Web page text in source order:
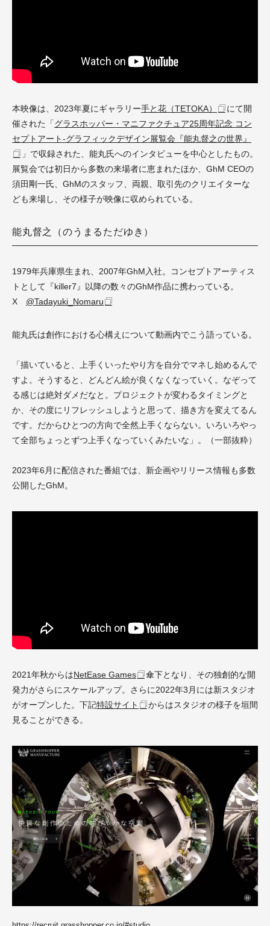
本映像は、2023年夏にギャラリー手と花（TETOKA）
にて開
催された「グラスホッパー・マニファクチュア25周年記念 コン
セプトアート-グラフィックデザイン展覧会『能丸督之の世界』
」で収録された、能丸氏へのインタビューを中心としたもの。
展覧会では初日から多数の来場者に恵まれたほか、GhM CEOの
須田剛一氏、GhMのスタッフ、両親、取引先のクリエイターな
ども来場し、その様子が映像に収められている。
能丸督之（のうまるただゆき）
1979年兵庫県生まれ、2007年GhM入社。コンセプトアーティス
トとして『killer7』以降の数々のGhM作品に携わっている。
X @Tadayuki_Nomaru
能丸氏は創作における心構えについて動画内でこう語っている。
「描いていると、上手くいったやり方を自分でマネし始めるんで
すよ。そうすると、どんどん絵が良くなくなっていく。なぞって
る感じは絶対ダメだなと。プロジェクトが変わるタイミングと
か、その度にリフレッシュしようと思って、描き方を変えてるん
です。だからひとつの方向で全然上手くならない。いろいろやっ
て全部ちょっとずつ上手くなっていくみたいな」。（一部抜粋）
2023年6月に配信された番組では、新企画やリリース情報も多数
公開したGhM。
2021年秋からはNetEase Games
傘下となり、その独創的な開
発力がさらにスケールアップ。さらに2022年3月には新スタジオ
がオープンした。下記特設サイト
からはスタジオの様子を垣間
見ることができる。